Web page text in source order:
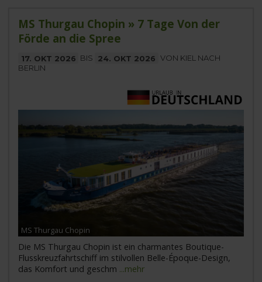
MS Thurgau Chopin » 7 Tage Von der
Förde an die Spree
17. OKT 2026 BIS 24. OKT 2026 VON KIEL NACH
BERLIN
MS Thurgau Chopin
Die MS Thurgau Chopin ist ein charmantes Boutique-
Flusskreuzfahrtschiff im stilvollen Belle-Époque-Design,
das Komfort und geschm ...mehr